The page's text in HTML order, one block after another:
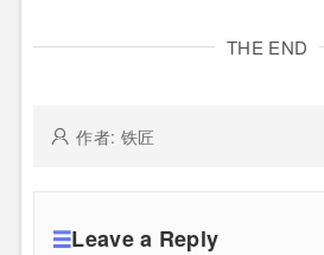
THE END
作者: 铁匠
Leave a Reply